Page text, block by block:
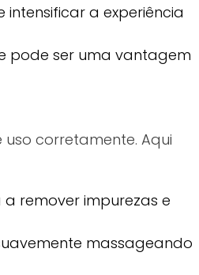
a experiência
pode ser uma vantagem
uso corretamente. Aqui
remover impurezas e
massageando